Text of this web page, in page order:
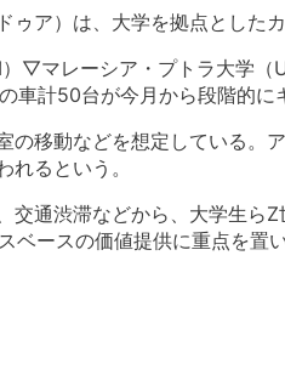
ア） は、大学を拠点とした
）▽マレーシア・プトラ大学
車計50台が今月から段階的に
の移動などを想定している。
れるという。
交通渋滞などから、 大学生らZ
ベースの価値提供に重点を置